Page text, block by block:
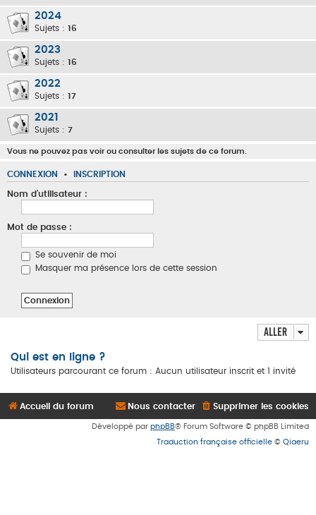
2024
Sujets : 16
2023
Sujets : 16
2022
Sujets : 17
2021
Sujets : 7
Vous ne pouvez pas voir ou consulter les sujets de ce forum.
CONNEXION • INSCRIPTION
Nom d’utilisateur :
Mot de passe :
Se souvenir de moi
Masquer ma présence lors de cette session
Aller
Qui est en ligne ?
Utilisateurs parcourant ce forum : Aucun utilisateur inscrit et 1 invité
Accueil du forum Supprimer les cookies
Nous contacter
Développé par phpBB® Forum Software © phpBB Limited
Traduction française officielle © Qiaeru